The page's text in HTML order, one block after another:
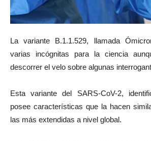
La variante B.1.1.529, llamada
varias incógnitas para la ciencia
descorrer el velo sobre algunas
Esta variante del SARS-CoV-2,
posee características que la hacen
las más extendidas a nivel global.